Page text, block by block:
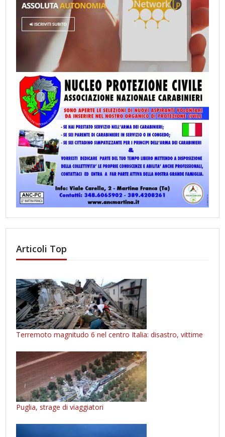
Articoli Top
Terremoto magnitudo 6 nel centro Italia: disastro, vittime
Puglia, strage di viaggiatori